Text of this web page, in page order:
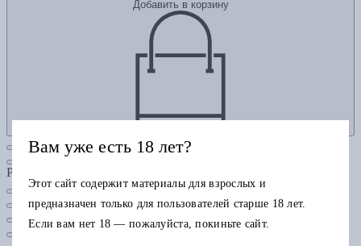
Добавить в корзину
Рубрики
Вам уже есть 18 лет?
Этот сайт содержит материалы для взрослых и
предназначен только для пользователей старше 18 лет.
Если вам нет 18 — пожалуйста, покиньте сайт.